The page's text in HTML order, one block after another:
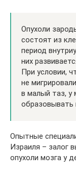
Опухоли
состоят из
период
них
При условии,
не
в малый таз, у
образовывать
Опытные
Израиля – залог
опухоли мозга у